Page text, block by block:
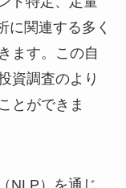
に関連する多く
ます。この自
資調査のより
とができま
NLP）を通じ